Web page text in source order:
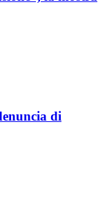
di